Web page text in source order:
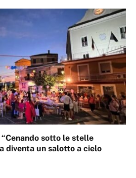
sotto le stelle
diventa un salotto a cielo